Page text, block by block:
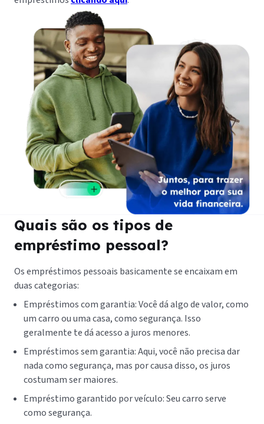
Quais são os tipos de
empréstimo pessoal?
Os empréstimos pessoais basicamente se encaixam em
duas categorias:
Empréstimos com garantia: Você dá algo de valor, como
um carro ou uma casa, como segurança. Isso
geralmente te dá acesso a juros menores.
Empréstimos sem garantia: Aqui, você não precisa dar
nada como segurança, mas por causa disso, os juros
costumam ser maiores.
Empréstimo garantido por veículo: Seu carro serve
como segurança.